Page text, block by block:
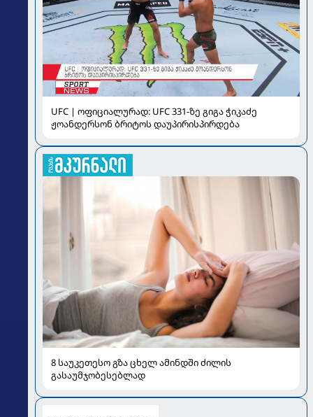
UFC | ოფიციალურად: UFC 331-ზე გიგა ჭიკაძე
ჟოანდერსონ ბრიტოს დაუპირისპირდება
8 საუკეთესო გზა ცხელ ამინდში ძილის
გასაუმჯობესებლად